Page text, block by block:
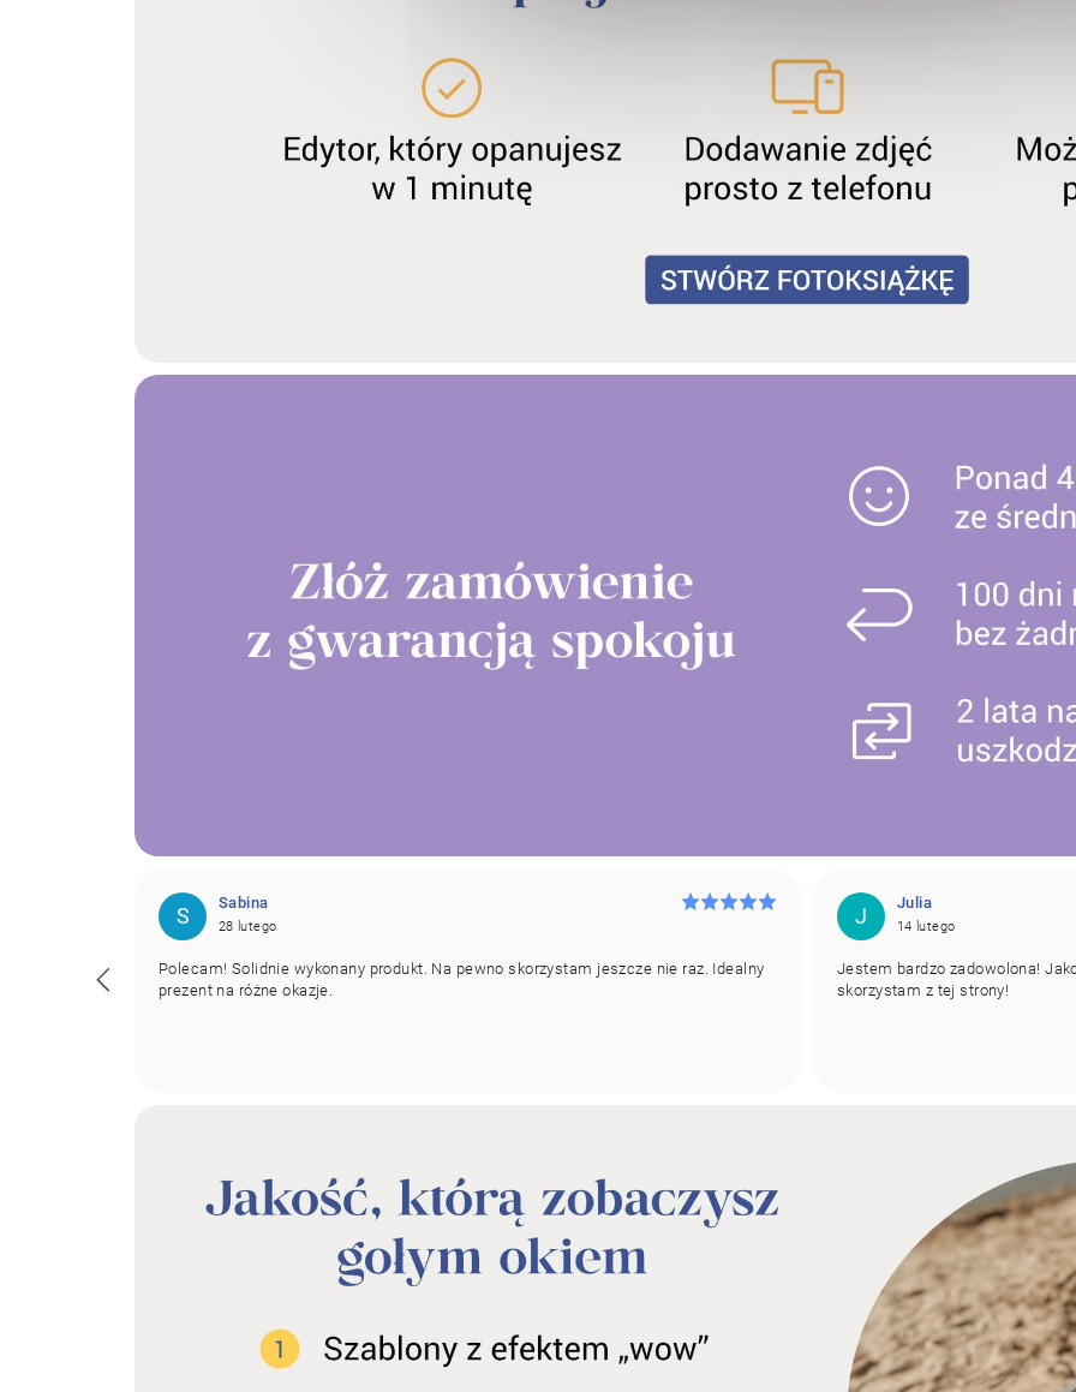
S
Sabina
28 lutego
Polecam! Solidnie wykonany produkt. Na pewno skorzystam jeszcze nie raz. Idealny
prezent na różne okazje.
J
Julia
14 lutego
Jestem bardzo zadowolona!
skorzystam z tej strony!